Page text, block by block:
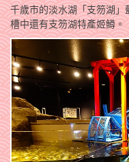
千歲市的淡水湖「支笏湖
槽中還有支笏湖特產姬鱒。